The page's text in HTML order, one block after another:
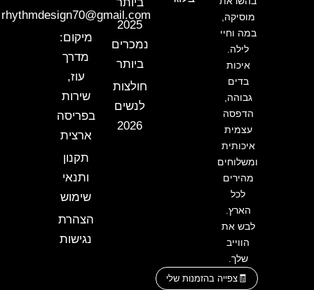
מוסיקה,
במה וחיי
לילה.
איכות
בדים
גבוהה,
הדפסה
עצמית
איכותית
ומשלוחים
מהירים
לכל
הארץ.
לבש את
הווייב
שלך.
צפייה בהזמנות שלי
2025
נמכרים
ביותר
חולצות
לנשים
2026
rhythmdesign70@gmail.com
מיקום:
מדרך
עוז,
שירות
בפריסה
ארצית
תקנון
ותנאי
שימוש
הצהרת
נגישות